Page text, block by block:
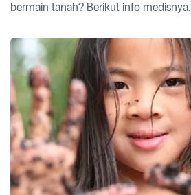
bermain tanah? Berikut info medisnya.